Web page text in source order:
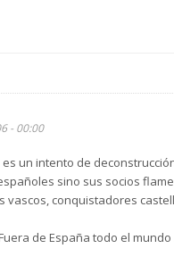
- 00:00
un intento de
sino sus socios
conquistadores
de España todo el